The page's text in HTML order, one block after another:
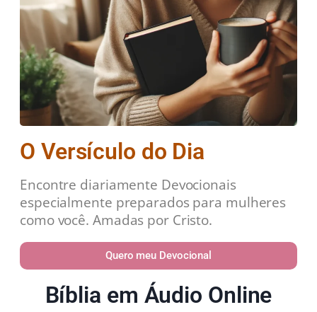
O Versículo do Dia
Encontre diariamente Devocionais
especialmente preparados para mulheres
como você. Amadas por Cristo.
Quero meu Devocional
Bíblia em Áudio Online